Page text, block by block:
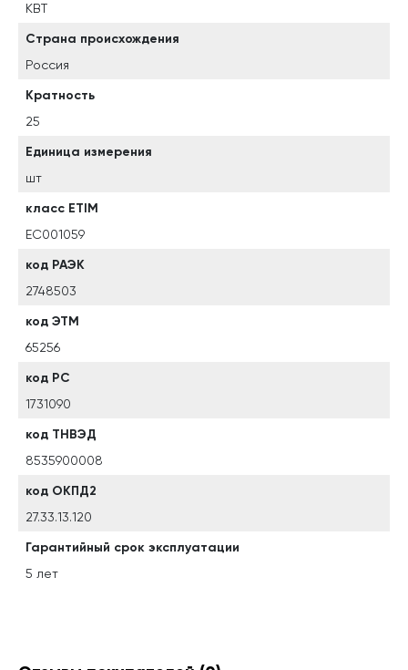
КВТ
Страна происхождения
Россия
Кратность
25
Единица измерения
шт
класс ETIM
EC001059
код РАЭК
2748503
код ЭТМ
65256
код РС
1731090
код ТНВЭД
8535900008
код ОКПД2
27.33.13.120
Гарантийный срок эксплуатации
5 лет